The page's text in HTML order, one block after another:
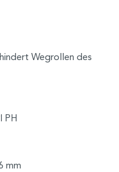
Wegrollen des
PH
mm